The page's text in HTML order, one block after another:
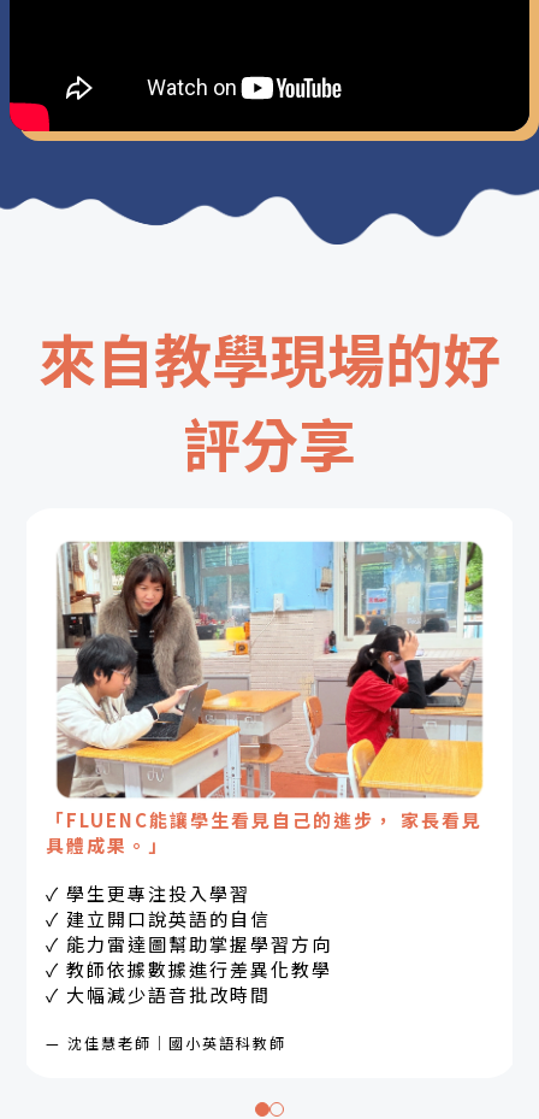
來自教學現場的好
評分享
「FLUENC能讓學生看見自己的進步， 家長看見
具體成果。」
✓ 學生更專注投入學習
✓ 建立開口說英語的自信
✓ 能力雷達圖幫助掌握學習方向
✓ 教師依據數據進行差異化教學
✓ 大幅減少語音批改時間
— 沈佳慧老師｜國小英語科教師